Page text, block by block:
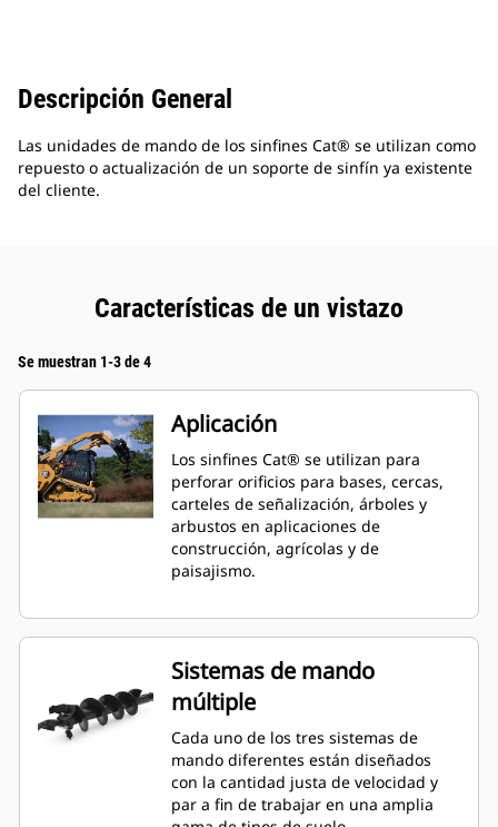
Descripción General
Las unidades de mando de los sinfines Cat® se utilizan como
repuesto o actualización de un soporte de sinfín ya existente
del cliente.
Características de un vistazo
Se muestran 1-3 de 4
Aplicación
Los sinfines Cat® se utilizan para
perforar orificios para bases, cercas,
carteles de señalización, árboles y
arbustos en aplicaciones de
construcción, agrícolas y de
paisajismo.
Sistemas de mando
múltiple
Cada uno de los tres sistemas de
mando diferentes están diseñados
con la cantidad justa de velocidad y
par a fin de trabajar en una amplia